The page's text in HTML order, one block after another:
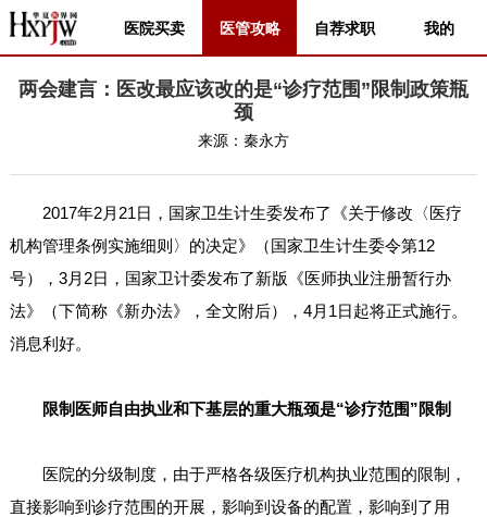
医院买卖 医管攻略 自荐求职 我的
两会建言：医改最应该改的是“诊疗范围”限制政策瓶
颈
来源： 秦永方
2017年2月21日，国家卫生计生委发布了《关于修改〈医疗
机构管理条例实施细则〉的决定》（国家卫生计生委令第12
号），3月2日，国家卫计委发布了新版《医师执业注册暂行办
法》（下简称《新办法》，全文附后），4月1日起将正式施行。
消息利好。
限制医师自由执业和下基层的重大瓶颈是“诊疗范围”限制
医院的分级制度，由于严格各级医疗机构执业范围的限制，
直接影响到诊疗范围的开展，影响到设备的配置，影响到了用